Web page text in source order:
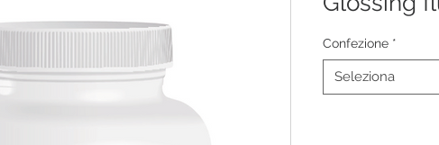
Confezione *
Seleziona